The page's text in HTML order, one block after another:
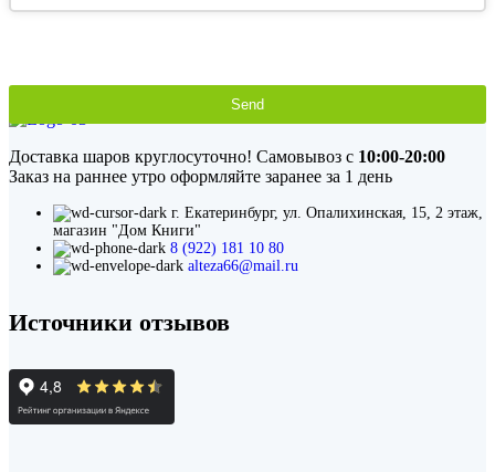
Send
This
should
be
blank
Доставка шаров круглосуточно! Самовывоз с 10:00-20:00
Заказ на раннее утро оформляйте заранее за 1 день
г. Екатеринбург, ул. Опалихинская, 15, 2 этаж,
магазин "Дом Книги"
8 (922) 181 10 80
alteza66@mail.ru
Источники отзывов